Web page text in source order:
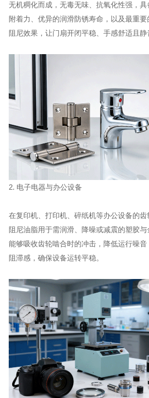
无机稠化而成，无毒无味、抗氧化性强，
附着力、优异的润滑防锈寿命，以及最重
阻尼效果，让门扇开闭平稳、手感舒适且静
2. 电子电器与办公设备
在复印机、打印机、碎纸机等办公设备的齿
阻尼油脂用于需润滑、降噪或减震的塑胶
能够吸收齿轮啮合时的冲击，降低运行噪
阻滞感，确保设备运转平稳。